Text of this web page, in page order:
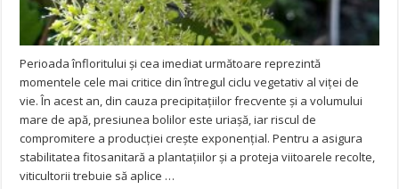
Perioada înfloritului și cea imediat următoare reprezintă
momentele cele mai critice din întregul ciclu vegetativ al viței de
vie. În acest an, din cauza precipitațiilor frecvente și a volumului
mare de apă, presiunea bolilor este uriașă, iar riscul de
compromitere a producției crește exponențial. Pentru a asigura
stabilitatea fitosanitară a plantațiilor și a proteja viitoarele recolte,
viticultorii trebuie să aplice …